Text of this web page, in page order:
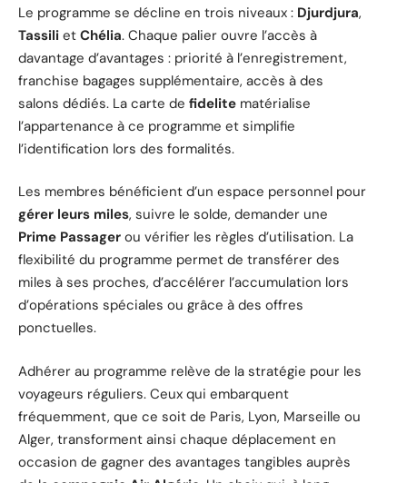
Le programme se décline en trois niveaux : Djurdjura,
Tassili et Chélia. Chaque palier ouvre l’accès à
davantage d’avantages : priorité à l’enregistrement,
franchise bagages supplémentaire, accès à des
salons dédiés. La carte de fidelite matérialise
l’appartenance à ce programme et simplifie
l’identification lors des formalités.
Les membres bénéficient d’un espace personnel pour
gérer leurs miles, suivre le solde, demander une
Prime Passager ou vérifier les règles d’utilisation. La
flexibilité du programme permet de transférer des
miles à ses proches, d’accélérer l’accumulation lors
d’opérations spéciales ou grâce à des offres
ponctuelles.
Adhérer au programme relève de la stratégie pour les
voyageurs réguliers. Ceux qui embarquent
fréquemment, que ce soit de Paris, Lyon, Marseille ou
Alger, transforment ainsi chaque déplacement en
occasion de gagner des avantages tangibles auprès